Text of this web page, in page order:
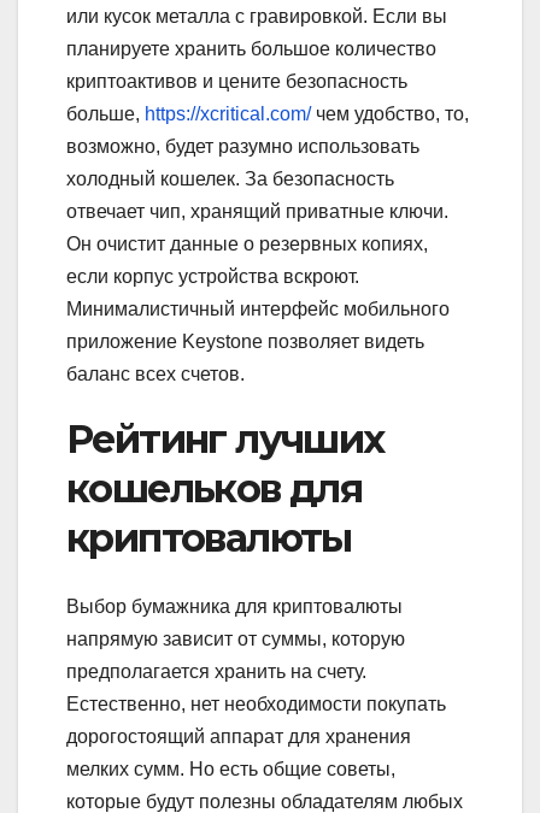
или кусок металла с гравировкой. Если вы
планируете хранить большое количество
криптоактивов и цените безопасность
больше, https://xcritical.com/чем удобство, то,
возможно, будет разумно использовать
холодный кошелек. За безопасность
отвечает чип, хранящий приватные ключи.
Он очистит данные о резервных копиях,
если корпус устройства вскроют.
Минималистичный интерфейс мобильного
приложение Keystone позволяет видеть
баланс всех счетов.
Рейтинг лучших
кошельков для
криптовалюты
Выбор бумажника для криптовалюты
напрямую зависит от суммы, которую
предполагается хранить на счету.
Естественно, нет необходимости покупать
дорогостоящий аппарат для хранения
мелких сумм. Но есть общие советы,
которые будут полезны обладателям любых